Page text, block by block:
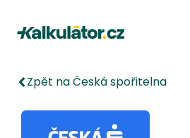
Kalkulátor.cz
Zpět na Česká spořitelna